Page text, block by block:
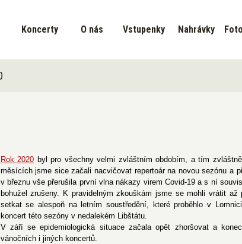
Koncerty O nás Vstupenky Nahrávky
Rok 2020 byl pro všechny velmi zvláštním obdobím, a tím
měsících jsme sice začali nacvičovat repertoár na novou sezónu a
v březnu vše přerušila první vlna nákazy virem Covid-19 a s ní
bohužel zrušeny. K pravidelným zkouškám jsme se mohli vrátit
setkat se alespoň na letním soustředění, které proběhlo v
koncert této sezóny v nedalekém Libštátu.
V září se epidemiologická situace začala opět zhoršovat a
vánočních i jiných koncertů.